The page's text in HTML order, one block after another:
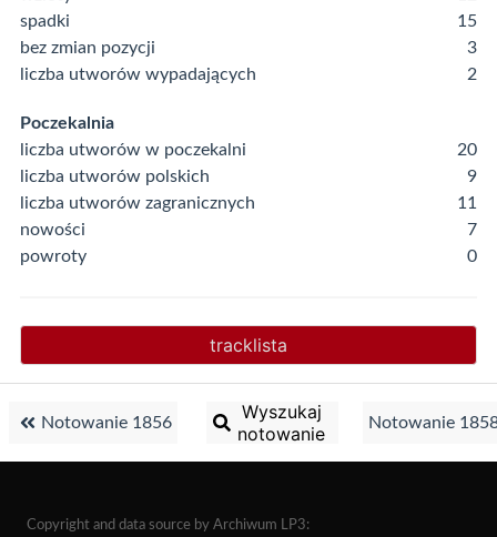
spadki
15
bez zmian pozycji
3
liczba utworów wypadających
2
Poczekalnia
liczba utworów w poczekalni
20
liczba utworów polskich
9
liczba utworów zagranicznych
11
nowości
7
powroty
0
tracklista
Notowanie 1856
Wyszukaj
notowanie
Notowanie
Copyright and data source by Archiwum LP3: